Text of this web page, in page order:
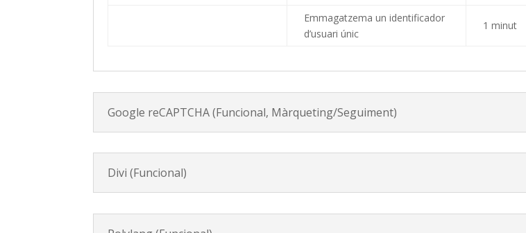
Emmagatzema un identificador
d’usuari únic
1 minut
Google reCAPTCHA (Funcional, Màrqueting/Seguiment)
Divi (Funcional)